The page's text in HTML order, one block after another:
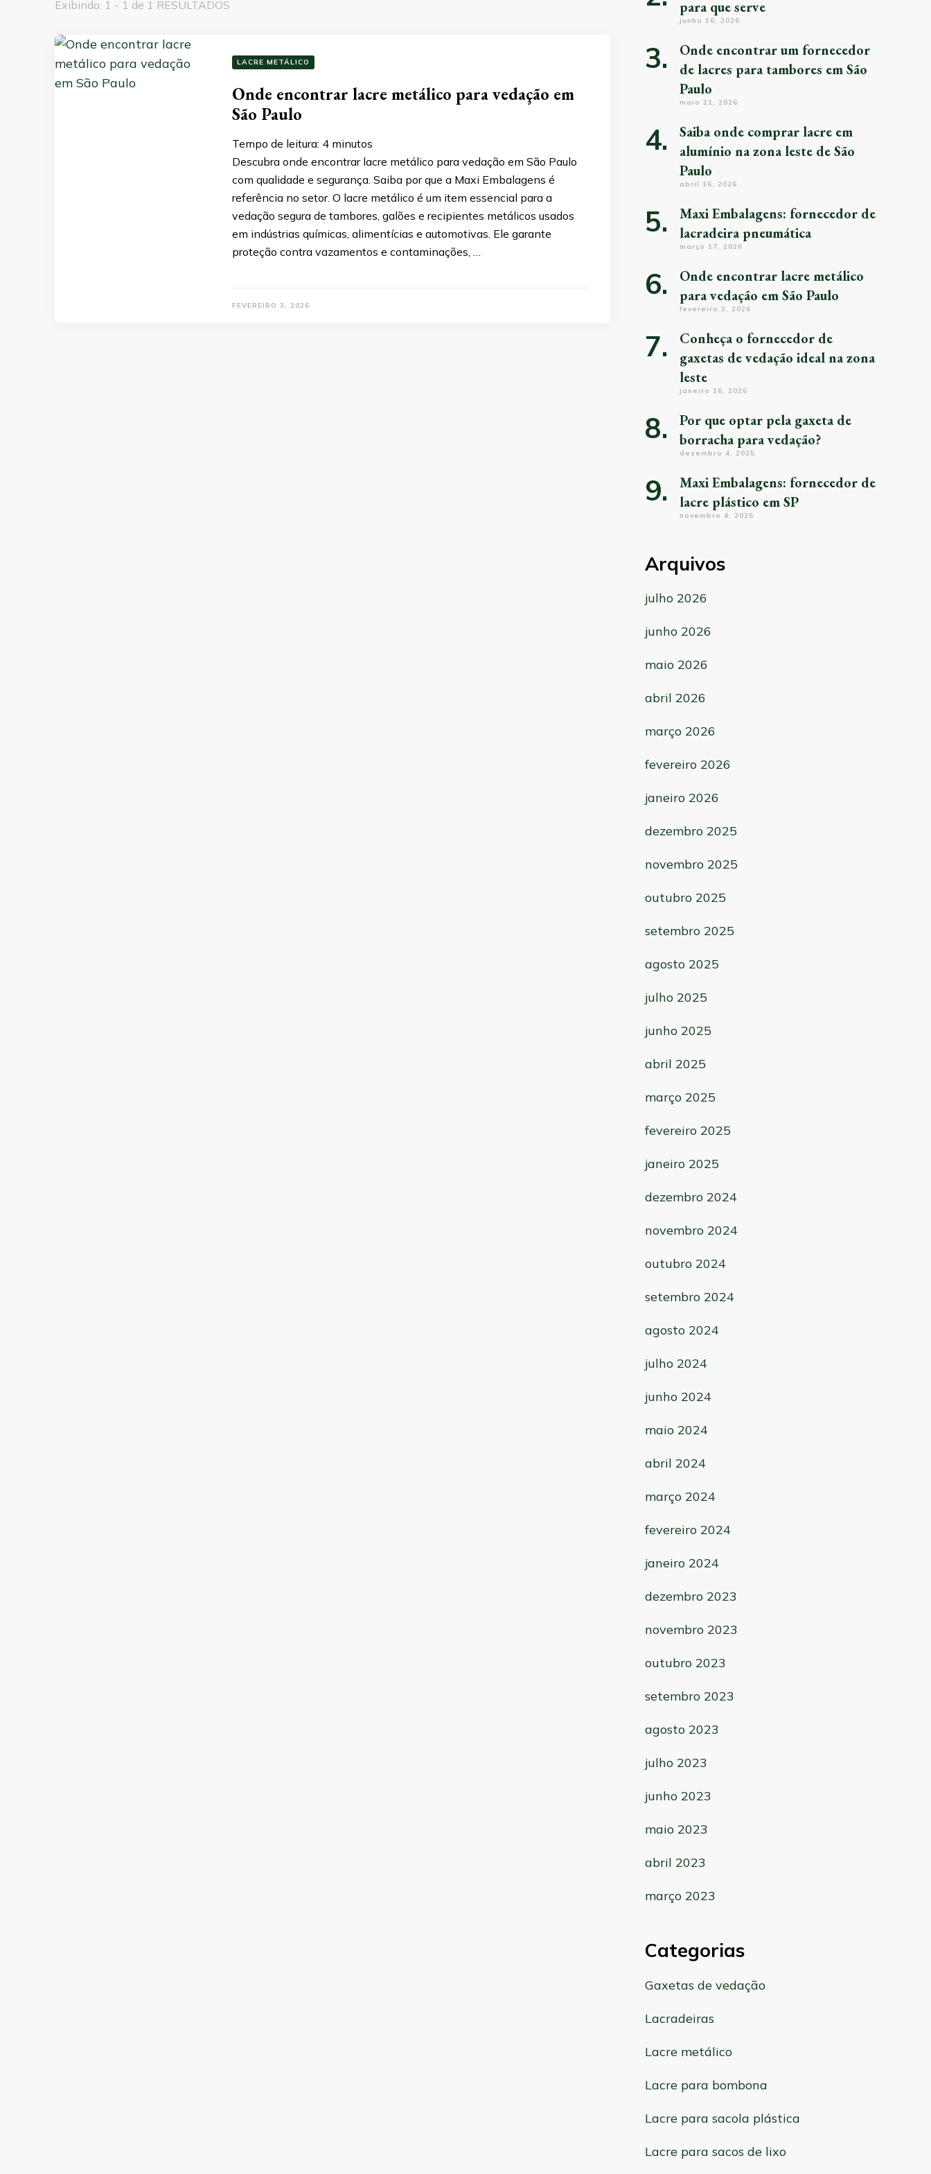
Exibindo: 1 - 1 de 1 RESULTADOS
LACRE METÁLICO
Onde encontrar lacre metálico para vedação em
São Paulo
Tempo de leitura: 4 minutos
Descubra onde encontrar lacre metálico para vedação em São Paulo
com qualidade e segurança. Saiba por que a Maxi Embalagens é
referência no setor. O lacre metálico é um item essencial para a
vedação segura de tambores, galões e recipientes metálicos usados
em indústrias químicas, alimentícias e automotivas. Ele garante
proteção contra vazamentos e contaminações, …
FEVEREIRO 3, 2026
para que serve
junho 16, 2026
Onde encontrar um fornecedor
de lacres para tambores em São
Paulo
maio 21, 2026
Saiba onde comprar lacre em
alumínio na zona leste de São
Paulo
abril 16, 2026
Maxi Embalagens: fornecedor de
lacradeira pneumática
março 17, 2026
Onde encontrar lacre metálico
para vedação em São Paulo
fevereiro 3, 2026
Conheça o fornecedor de
gaxetas de vedação ideal na zona
leste
janeiro 16, 2026
Por que optar pela gaxeta de
borracha para vedação?
dezembro 4, 2025
Maxi Embalagens: fornecedor de
lacre plástico em SP
novembro 4, 2025
Arquivos
julho 2026
junho 2026
maio 2026
abril 2026
março 2026
fevereiro 2026
janeiro 2026
dezembro 2025
novembro 2025
outubro 2025
setembro 2025
agosto 2025
julho 2025
junho 2025
abril 2025
março 2025
fevereiro 2025
janeiro 2025
dezembro 2024
novembro 2024
outubro 2024
setembro 2024
agosto 2024
julho 2024
junho 2024
maio 2024
abril 2024
março 2024
fevereiro 2024
janeiro 2024
dezembro 2023
novembro 2023
outubro 2023
setembro 2023
agosto 2023
julho 2023
junho 2023
maio 2023
abril 2023
março 2023
Categorias
Gaxetas de vedação
Lacradeiras
Lacre metálico
Lacre para bombona
Lacre para sacola plástica
Lacre para sacos de lixo